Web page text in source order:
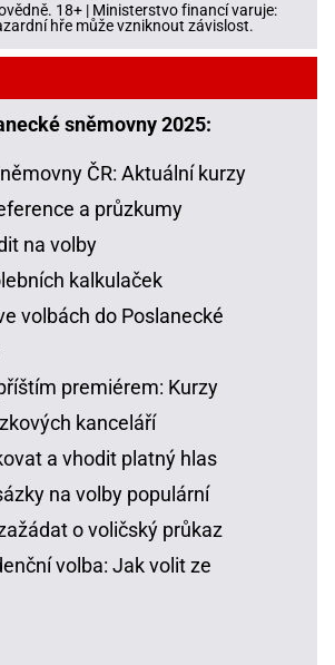
18+ | Ministerstvo financí varuje:
hře může vzniknout závislost.
sněmovny 2025:
ČR: Aktuální kurzy
a průzkumy
na volby
kalkulaček
volbách do Poslanecké
premiérem: Kurzy
kanceláří
a vhodit platný hlas
na volby populární
o voličský průkaz
volba: Jak volit ze